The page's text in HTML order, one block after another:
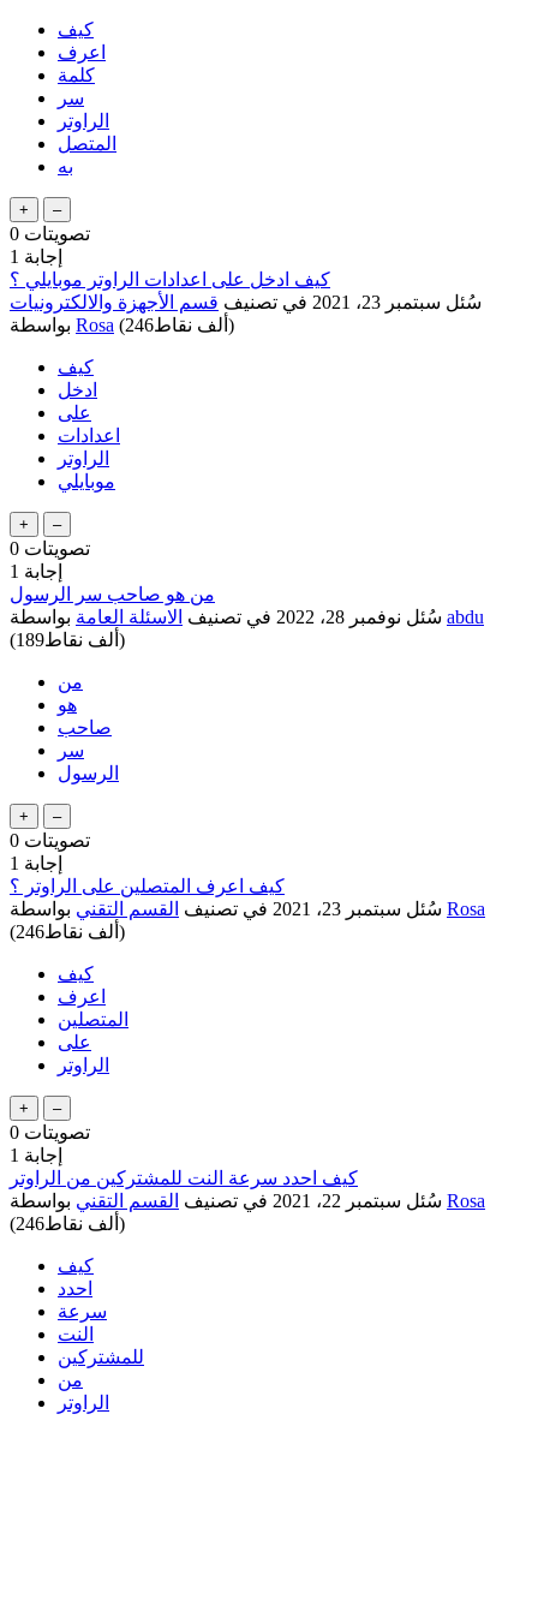
كيف
اعرف
كلمة
سر
الراوتر
المتصل
به
0 تصويتات
1 إجابة
كيف ادخل على اعدادات الراوتر موبايلي ؟
سُئل سبتمبر 23، 2021 في تصنيف قسم الأجهزة والالكترونيات
Rosa ( 246ألف نقاط)
كيف
ادخل
على
اعدادات
الراوتر
موبايلي
0 تصويتات
1 إجابة
من هو صاحب سر الرسول
سُئل نوفمبر 28، 2022 في تصنيف الاسئلة العامة
abdu
(
189ألف نقاط)
من
هو
صاحب
سر
الرسول
0 تصويتات
1 إجابة
كيف اعرف المتصلين على الراوتر ؟
سُئل سبتمبر 23، 2021 في تصنيف القسم التقني
Rosa
(
246ألف نقاط)
كيف
اعرف
المتصلين
على
الراوتر
0 تصويتات
1 إجابة
كيف احدد سرعة النت للمشتركين من الراوتر
سُئل سبتمبر 22، 2021 في تصنيف القسم التقني
Rosa
(
246ألف نقاط)
كيف
احدد
سرعة
النت
للمشتركين
من
الراوتر